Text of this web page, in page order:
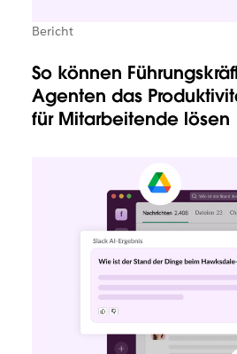
Bericht
So können
Agenten das
für Mitarbeitende lösen